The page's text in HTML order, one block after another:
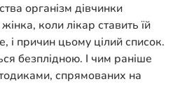
організм дівчинки
коли лікар ставить їй
і причин цьому цілий список.
безплідною. І чим раніше
спрямованих на